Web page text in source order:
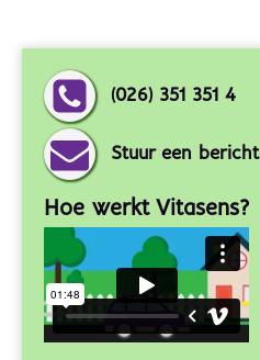
(026) 351 351 4
Stuur een bericht
Hoe werkt Vitasens?